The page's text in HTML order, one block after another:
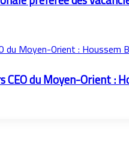
du Moyen-Orient :